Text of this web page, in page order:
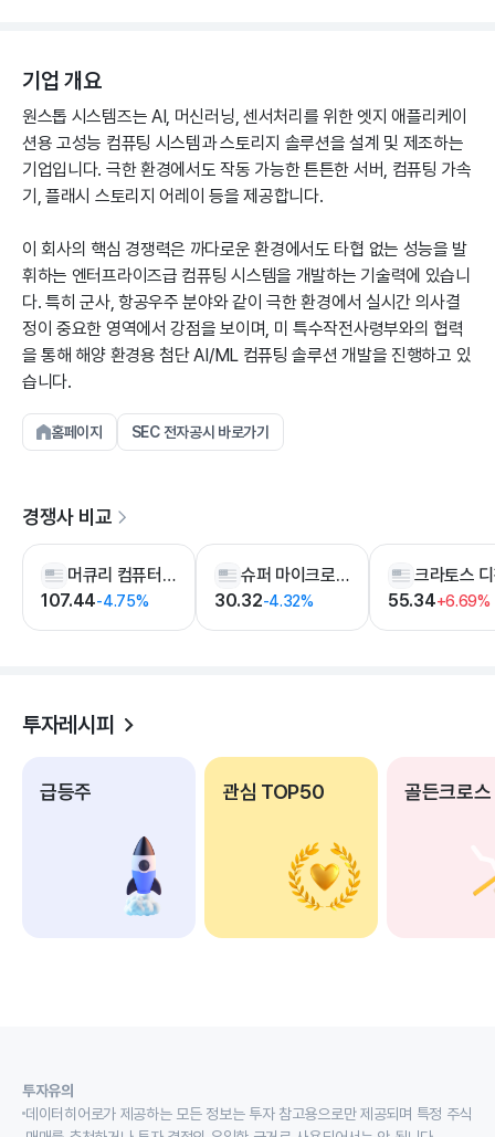
기업 개요
원스톱 시스템즈는 AI, 머신러닝, 센서처리를 위한 엣지 애플리케이
션용 고성능 컴퓨팅 시스템과 스토리지 솔루션을 설계 및 제조하는
기업입니다. 극한 환경에서도 작동 가능한 튼튼한 서버, 컴퓨팅 가속
기, 플래시 스토리지 어레이 등을 제공합니다.
이 회사의 핵심 경쟁력은 까다로운 환경에서도 타협 없는 성능을 발
휘하는 엔터프라이즈급 컴퓨팅 시스템을 개발하는 기술력에 있습니
다. 특히 군사, 항공우주 분야와 같이 극한 환경에서 실시간 의사결
정이 중요한 영역에서 강점을 보이며, 미 특수작전사령부와의 협력
을 통해 해양 환경용 첨단 AI/ML 컴퓨팅 솔루션 개발을 진행하고 있
습니다.
홈페이지 SEC 전자공시 바로가기
경쟁사 비교
머큐리 컴퓨터 시스템즈
107.44-4.75%
슈퍼 마이크로 컴퓨터
30.32-4.32% 55.34+6.69%
투자레시피
급등주 관심 TOP50 골든크로스
투자유의
데이터히어로가 제공하는 모든 정보는 투자 참고용으로만 제공되며 특정 주식